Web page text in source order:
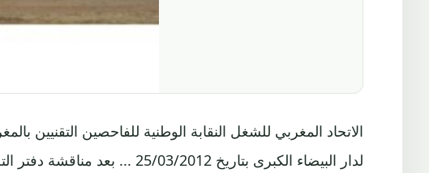
لدار البيضاء الكبرى بتاريخ 25/